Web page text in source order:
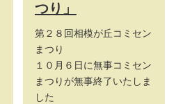
つり」
第２８回相模が丘コミセン
まつり
１０月６日に無事コミセン
まつりが無事終了いたしま
した